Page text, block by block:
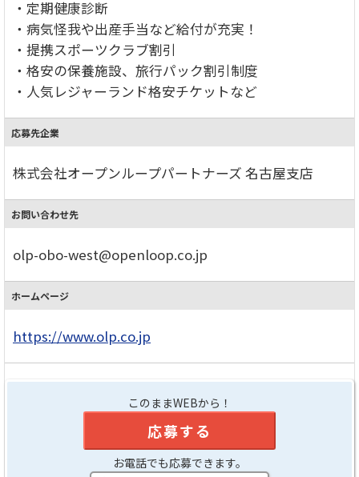
・定期健康診断
・病気怪我や出産手当など給付が充実！
・提携スポーツクラブ割引
・格安の保養施設、旅行パック割引制度
・人気レジャーランド格安チケットなど
応募先企業
株式会社オープンループパートナーズ 名古屋支店
お問い合わせ先
olp-obo-west@openloop.co.jp
ホームページ
https://www.olp.co.jp
このままWEBから！
応募する
お電話でも応募できます。